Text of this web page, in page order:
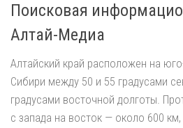
Поисковая
Алтай-Медиа
Алтайский край расположен на
Сибири между 50 и 55 градусами
градусами восточной долготы.
с запада на восток — около 600